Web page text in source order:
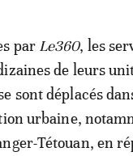
par Le360, les
de leurs
sont déplacés
urbaine,
Tétouan, en